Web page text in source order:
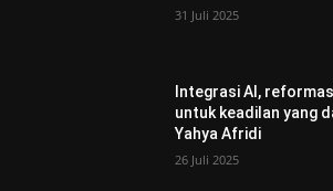
31 Juli 2025
Integrasi AI,
untuk keadilan yang
Yahya Afridi
26 Juli 2025